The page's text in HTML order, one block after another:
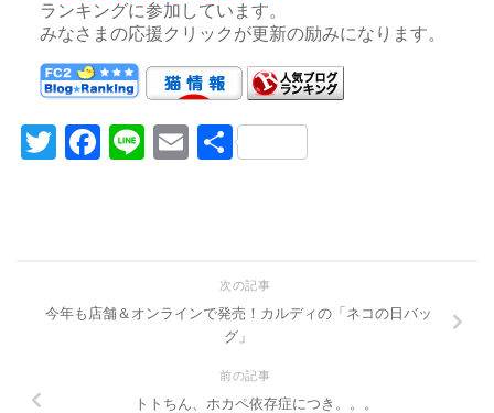
ランキングに参加しています。
みなさまの応援クリックが更新の励みになります。
TwitterFacebook
LineEmail
共
次の記事
今年も店舗＆オンラインで発売！カルディの「ネコの日バッ
グ」
前の記事
トトちん、ホカペ依存症につき。。。